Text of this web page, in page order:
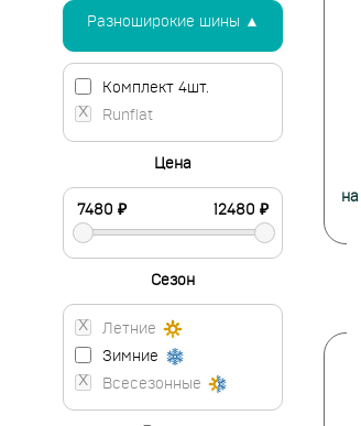
Разноширокие шины ▲
Комплект 4шт.
Runflat
Цена
Сезон
Летние
Зимние
Всесезонные